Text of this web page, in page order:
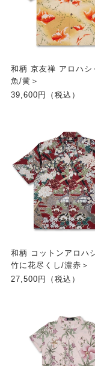
和柄 京友禅 アロハシ
魚/黄＞
39,600円（税込）
和柄 コットンアロハ
竹に花尽くし/濃赤＞
27,500円（税込）